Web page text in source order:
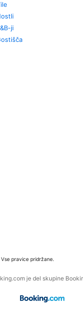
ji
pravice pridržane.
je del skupine